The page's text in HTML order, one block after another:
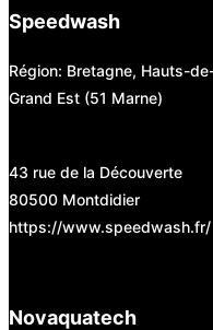
Speedwash
Région: Bretagne, Hauts-
Grand Est (51 Marne)
43 rue de la Découverte
80500 Montdidier
https://www.speedwash.fr/
Novaquatech